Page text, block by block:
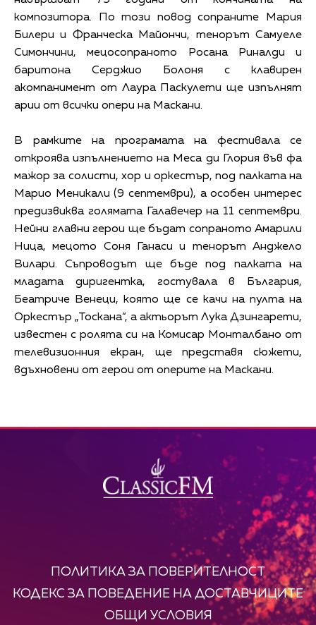
композитора. По този повод сопраните Мария
Билери и Франческа Майончи, тенорът Самуеле
Симончини, мецосопраното Росана Риналди и
баритона Серджио Болоня с клавирен
акомпанимент от Лаура Паскулети ще изпълнят
арии от всички опери на Маскани.
В рамките на програмата на фестивала се
откроява изпълнението на Меса ди Глория във фа
мажор за солисти, хор и оркестър, под палката на
Марио Меникали (9 септември), а особен интерес
предизвиква голямата Галавечер на 11 септември.
Нейни главни герои ще бъдат сопраното Амарили
Ница, мецото Соня Ганаси и тенорът Анджело
Вилари. Съпроводът ще бъде под палката на
младата диригентка, гостувала в България,
Беатриче Венеци, която ще се качи на пулта на
Оркестър „Тоскана“, а актьорът Лука Дзингарети,
известен с ролята си на Комисар Монталбано от
телевизионния екран, ще представя сюжети,
вдъхновени от герои от оперите на Маскани.
ПОЛИТИКА ЗА ПОВЕРИТЕЛНОСТ
КОДЕКС ЗА ПОВЕДЕНИЕ НА ДОСТАВЧИЦИТЕ
ОБЩИ УСЛОВИЯ